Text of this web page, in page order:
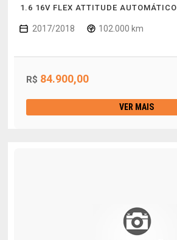
1.6 16V FLEX ATTITUDE AUTOMÁTICO
2017/2018 102.000 km
R$ 84.900,00
VER MAIS